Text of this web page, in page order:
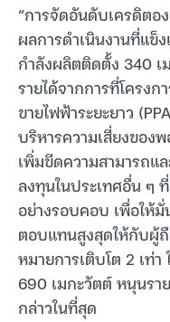
“การจัดอันดับเครดิตอ
ผลการดำเนินงานที่แข็
กำลังผลิตติดตั้ง 340
รายได้จากการที่โคร
ขายไฟฟ้าระยะยาว
บริหารความเสี่ยงของ
เพิ่มขีดความสามารถแ
ลงทุนในประเทศอื่น ๆ
อย่างรอบคอบ เพื่อให้
ตอบแทนสูงสุดให้กับผู้
หมายการเติบโต 2 เท่
690 เมกะวัตต์ หนุนรา
กล่าวในที่สุด